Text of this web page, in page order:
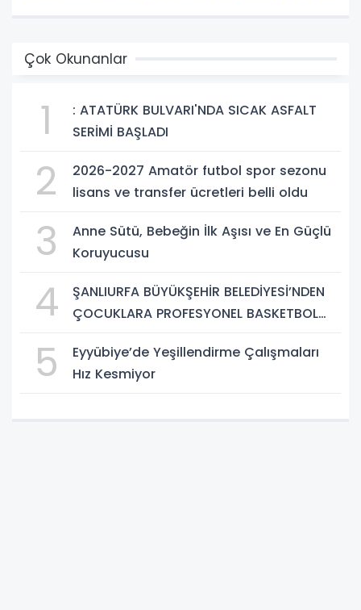
Çok Okunanlar
1
: ATATÜRK BULVARI'NDA SICAK ASFALT
SERİMİ BAŞLADI
2
2026-2027 Amatör futbol spor sezonu
lisans ve transfer ücretleri belli oldu
3
Anne Sütü, Bebeğin İlk Aşısı ve En Güçlü
Koruyucusu
4
ŞANLIURFA BÜYÜKŞEHİR BELEDİYESİ’NDEN
ÇOCUKLARA PROFESYONEL BASKETBOL
5
Eyyübiye’de Yeşillendirme Çalışmaları
Hız Kesmiyor